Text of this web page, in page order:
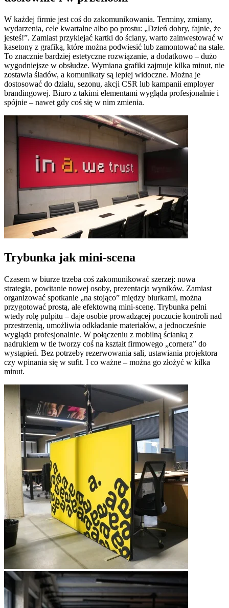
W każdej firmie jest coś do zakomunikowania. Terminy, zmiany,
wydarzenia, cele kwartalne albo po prostu: „Dzień dobry, fajnie, że
jesteś!”. Zamiast przyklejać kartki do ściany, warto zainwestować w
kasetony z grafiką, które można podwiesić lub zamontować na stałe.
To znacznie bardziej estetyczne rozwiązanie, a dodatkowo – dużo
wygodniejsze w obsłudze. Wymiana grafiki zajmuje kilka minut, nie
zostawia śladów, a komunikaty są lepiej widoczne. Można je
dostosować do działu, sezonu, akcji CSR lub kampanii employer
brandingowej. Biuro z takimi elementami wygląda profesjonalnie i
spójnie – nawet gdy coś się w nim zmienia.
Trybunka jak mini-scena
Czasem w biurze trzeba coś zakomunikować szerzej: nowa
strategia, powitanie nowej osoby, prezentacja wyników. Zamiast
organizować spotkanie „na stojąco” między biurkami, można
przygotować prostą, ale efektowną mini-scenę. Trybunka pełni
wtedy rolę pulpitu – daje osobie prowadzącej poczucie kontroli nad
przestrzenią, umożliwia odkładanie materiałów, a jednocześnie
wygląda profesjonalnie. W połączeniu z mobilną ścianką z
nadrukiem w tle tworzy coś na kształt firmowego „cornera” do
wystąpień. Bez potrzeby rezerwowania sali, ustawiania projektora
czy wpinania się w sufit. I co ważne – można go złożyć w kilka
minut.